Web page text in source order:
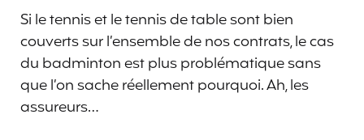
Si le tennis et le tennis de table sont bien
couverts sur l’ensemble de nos contrats, le cas
du badminton est plus problématique sans
que l’on sache réellement pourquoi. Ah, les
assureurs…